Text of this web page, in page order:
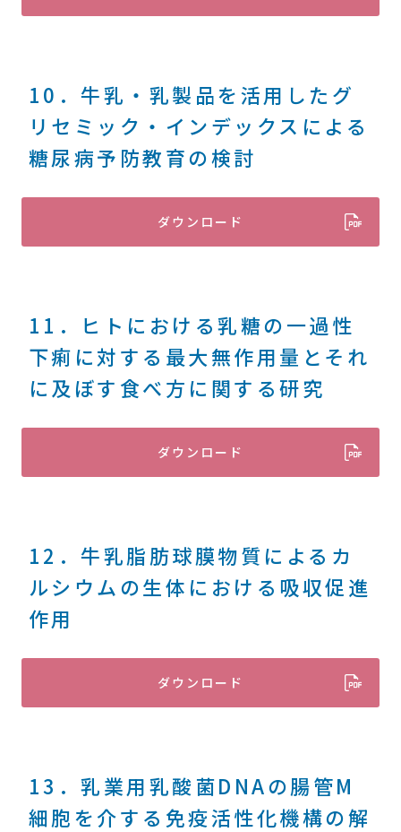
10．牛乳・乳製品を活用したグ
リセミック・インデックスによる
糖尿病予防教育の検討
ダウンロード
11．ヒトにおける乳糖の一過性
下痢に対する最大無作用量とそれ
に及ぼす食べ方に関する研究
ダウンロード
12．牛乳脂肪球膜物質によるカ
ルシウムの生体における吸収促進
作用
ダウンロード
13．乳業用乳酸菌DNAの腸管M
細胞を介する免疫活性化機構の解